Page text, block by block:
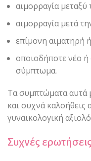
αιμορραγία
αιμορραγία μετά
επίμονη αιματηρή
οποιοδήποτε νέο ή
σύμπτωμα.
Τα συμπτώματα αυτά
και συχνά καλοήθεις
γυναικολογική
Συχνές ερωτήσεις